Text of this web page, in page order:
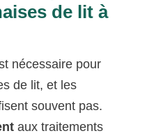
de lit à
nécessaire pour
de lit, et les
souvent pas.
aux traitements